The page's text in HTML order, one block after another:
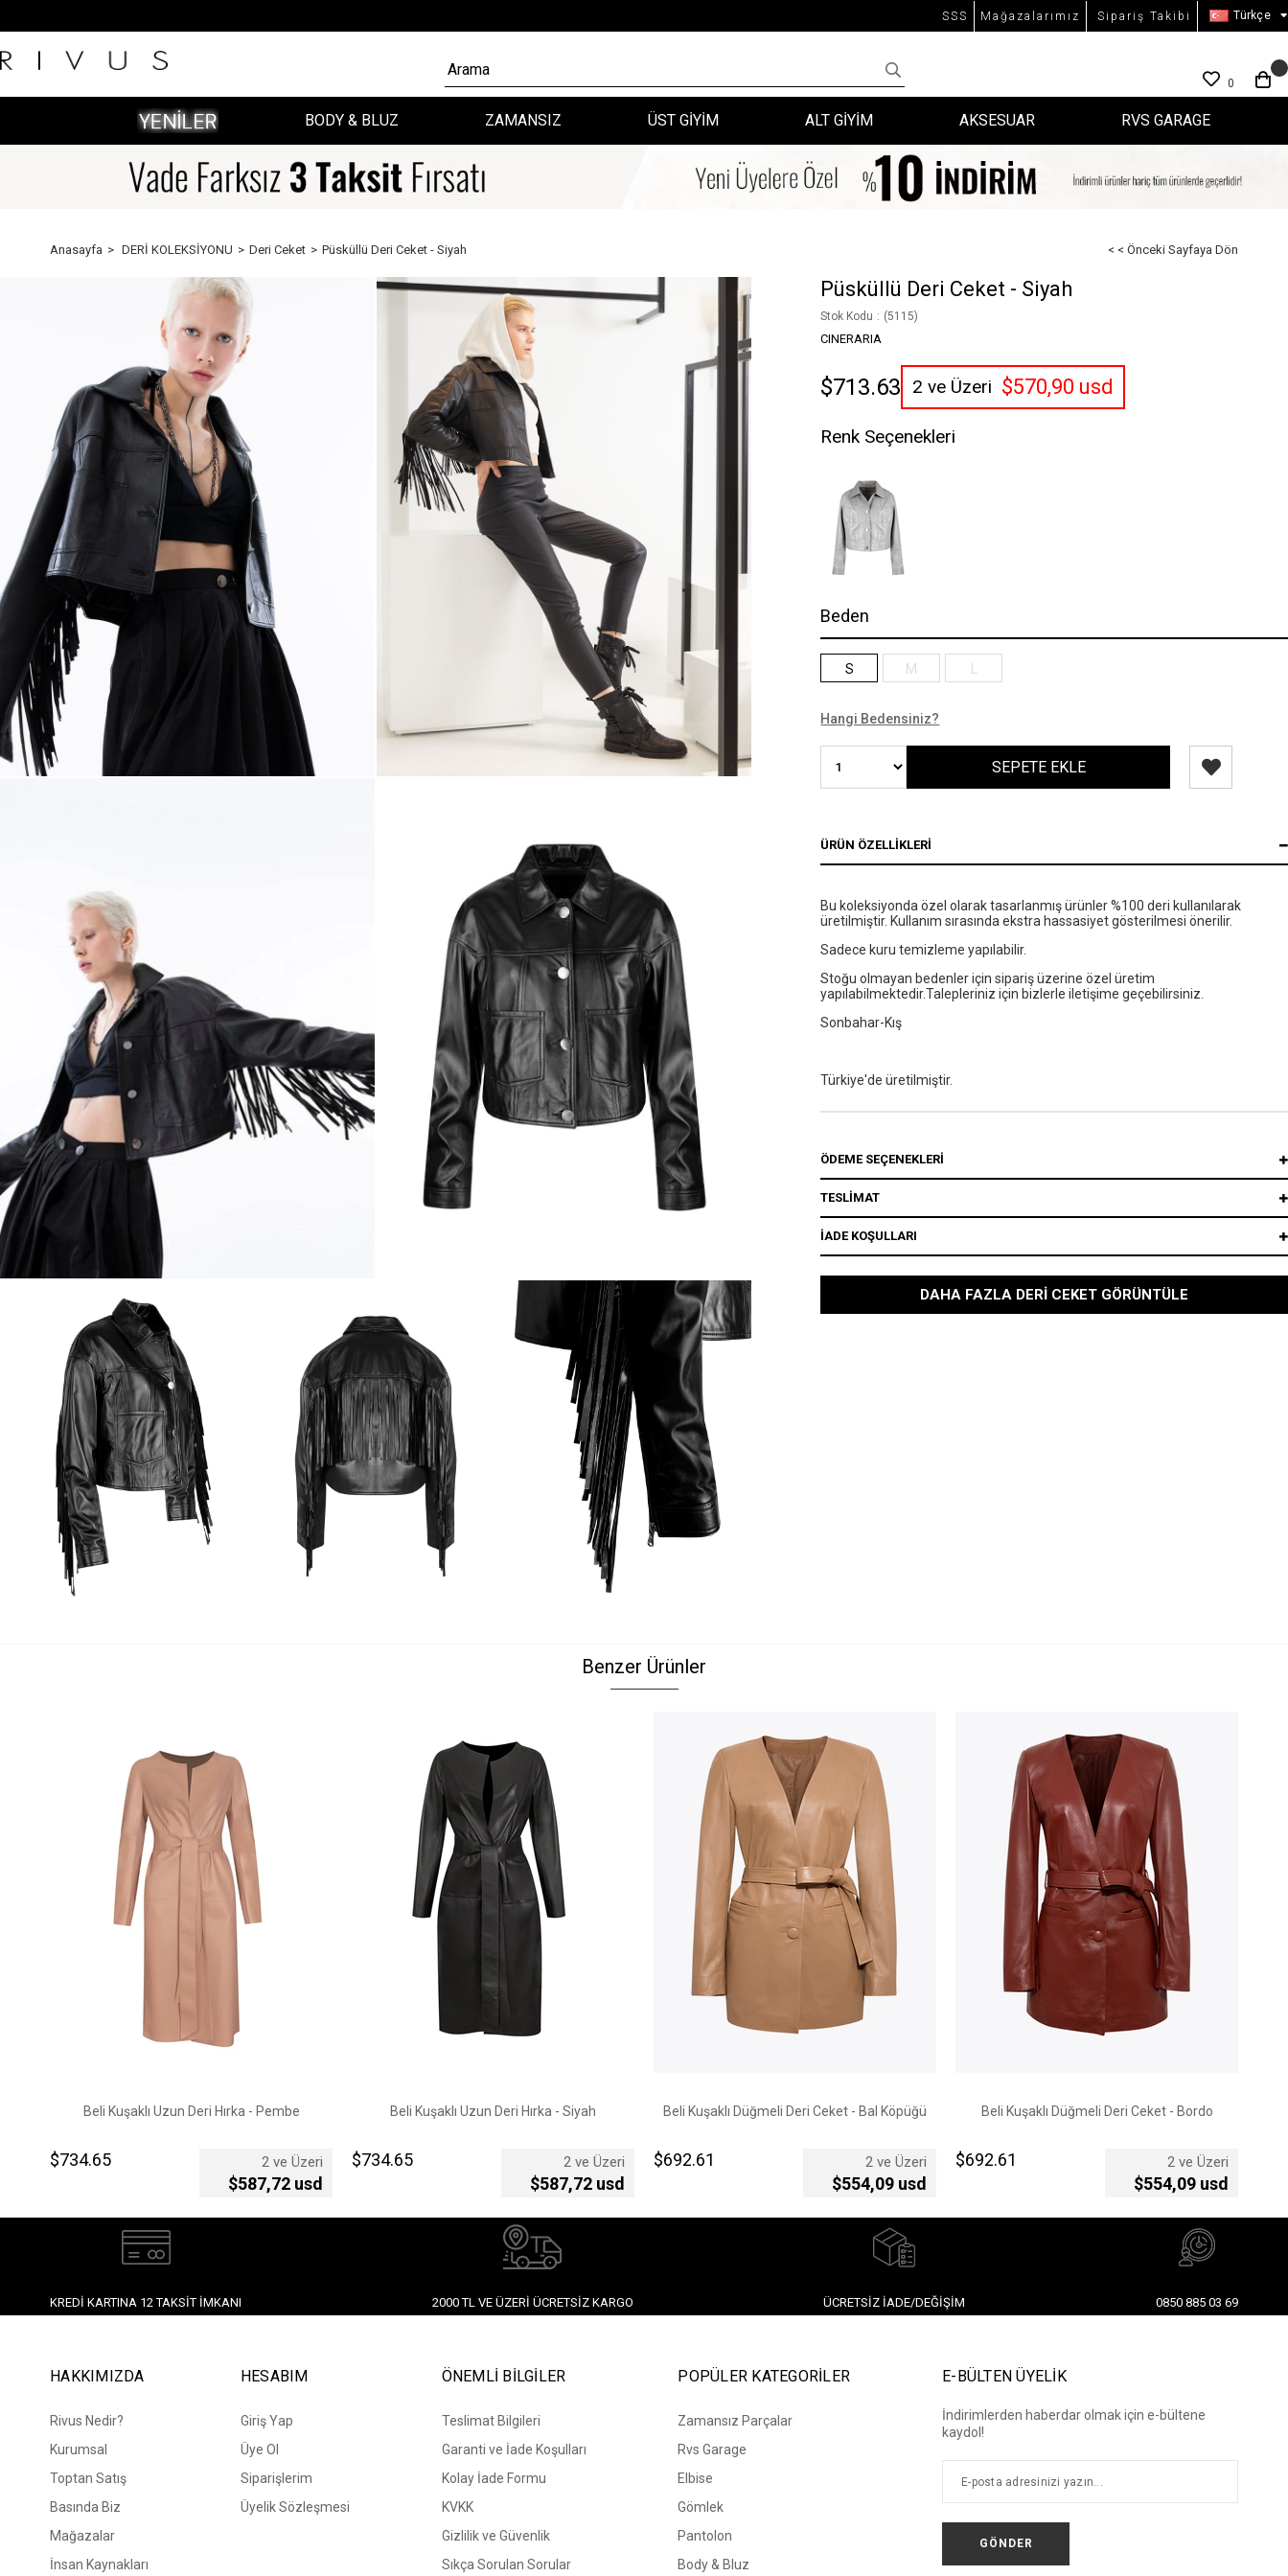
SSS Mağazalarımız Sipariş Takibi Türkçe
0
BODY & BLUZ ZAMANSIZ ÜST GİYİM ALT GİYİM AKSESUAR RVS GARAGE
Anasayfa DERİ KOLEKSİYONU Deri Ceket Püsküllü Deri Ceket - Siyah < < Önceki Sayfaya Dön
Püsküllü Deri Ceket - Siyah
Stok Kodu (5115)
CINERARIA
$713.63 2 ve Üzeri $570,90 usd
Renk Seçenekleri
Beden
S M L
Hangi Bedensiniz?
ÜRÜN ÖZELLIKLERI
Bu koleksiyonda özel olarak tasarlanmış ürünler %100 deri kullanılarak
üretilmiştir. Kullanım sırasında ekstra hassasiyet gösterilmesi önerilir.
Sadece kuru temizleme yapılabilir.
Stoğu olmayan bedenler için sipariş üzerine özel üretim
yapılabilmektedir.Talepleriniz için bizlerle iletişime geçebilirsiniz.
Sonbahar-Kış
Türkiye'de üretilmiştir.
ÖDEME SEÇENEKLERI
TESLİMAT
İADE KOŞULLARI
DAHA FAZLA DERI CEKET GÖRÜNTÜLE
Benzer Ürünler
Beli Kuşaklı Uzun Deri Hırka - Pembe
$734.65 2 ve Üzeri
$587,72 usd
Beli Kuşaklı Uzun Deri Hırka - Siyah
$734.65 2 ve Üzeri
$587,72 usd
Beli Kuşaklı Düğmeli Deri Ceket - Bal Köpüğü
$692.61 2 ve Üzeri
$554,09 usd
Beli Kuşaklı Düğmeli Deri Ceket - Bordo
$692.61 2 ve Üzeri
$554,09 usd
KREDI KARTINA 12 TAKSIT İMKANI 2000 TL VE ÜZERI ÜCRETSIZ KARGO ÜCRETSIZ İADE/DEĞIŞIM 0850 885 03 69
HAKKIMIZDA
Rivus Nedir?
Kurumsal
Toptan Satış
Basında Biz
Mağazalar
İnsan Kaynakları
HESABIM
Giriş Yap
Üye Ol
Siparişlerim
Üyelik Sözleşmesi
ÖNEMLİ BİLGİLER
Teslimat Bilgileri
Garanti ve İade Koşulları
Kolay İade Formu
KVKK
Gizlilik ve Güvenlik
Sıkça Sorulan Sorular
POPÜLER KATEGORİLER
Zamansız Parçalar
Rvs Garage
Elbise
Gömlek
Pantolon
Body & Bluz
E-BÜLTEN ÜYELİK
İndirimlerden haberdar olmak için e-bültene
kaydol!
GÖNDER